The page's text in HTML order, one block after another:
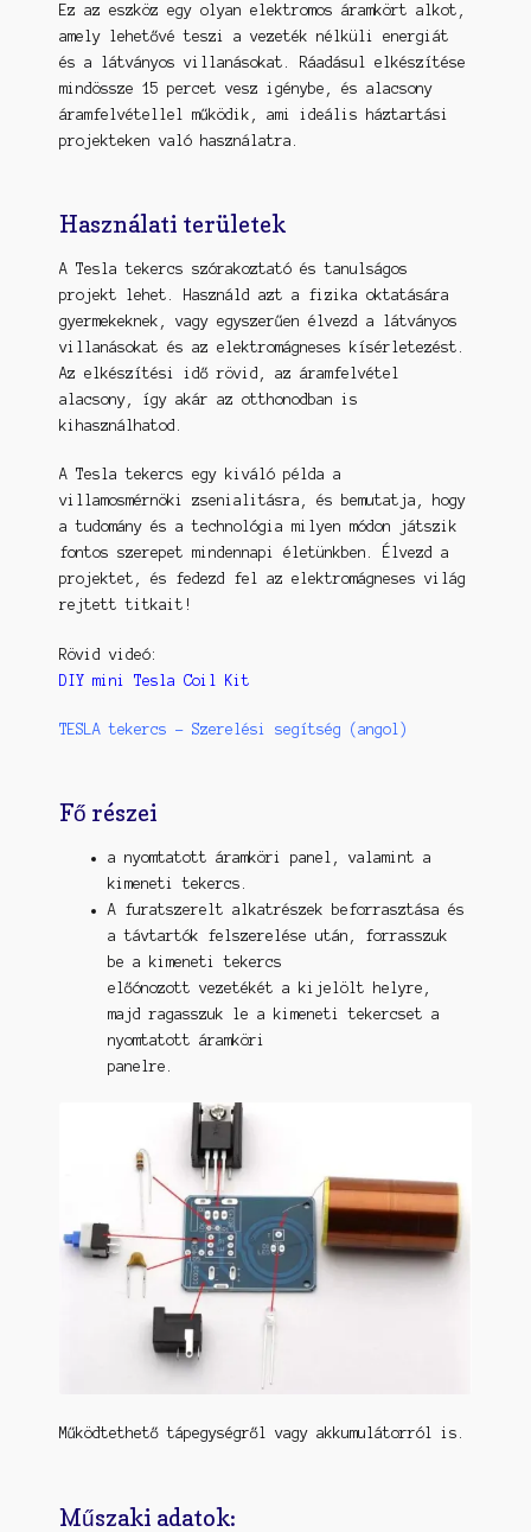
Ez az eszköz egy olyan elektromos áramkört alkot,
amely lehetővé teszi a vezeték nélküli energiát
és a látványos villanásokat. Ráadásul elkészítése
mindössze 15 percet vesz igénybe, és alacsony
áramfelvétellel működik, ami ideális háztartási
projekteken való használatra.
Használati területek
A Tesla tekercs szórakoztató és tanulságos
projekt lehet. Használd azt a fizika oktatására
gyermekeknek, vagy egyszerűen élvezd a látványos
villanásokat és az elektromágneses kísérletezést.
Az elkészítési idő rövid, az áramfelvétel
alacsony, így akár az otthonodban is
kihasználhatod.
A Tesla tekercs egy kiváló példa a
villamosmérnöki zsenialitásra, és bemutatja, hogy
a tudomány és a technológia milyen módon játszik
fontos szerepet mindennapi életünkben. Élvezd a
projektet, és fedezd fel az elektromágneses világ
rejtett titkait!
Rövid videó:
DIY mini Tesla Coil Kit
TESLA tekercs – Szerelési segítség (angol)
Fő részei
a nyomtatott áramköri panel, valamint a
kimeneti tekercs.
A furatszerelt alkatrészek beforrasztása és
a távtartók felszerelése után, forrasszuk
be a kimeneti tekercs
előónozott vezetékét a kijelölt helyre,
majd ragasszuk le a kimeneti tekercset a
nyomtatott áramköri
panelre.
Működtethető tápegységről vagy akkumulátorról is.
Műszaki adatok: